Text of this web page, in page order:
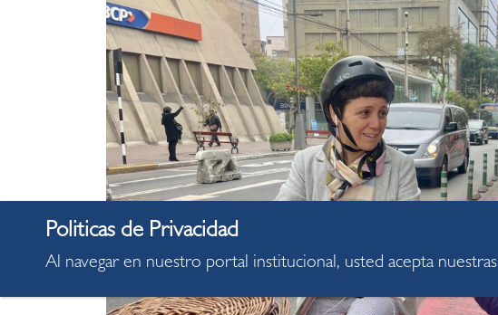
Al navegar en nuestro portal institucional, usted acepta nuestras